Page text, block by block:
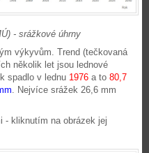
- srážkové úhrny
výkyvům. Trend (tečkovaná
několik let jsou lednové
spadlo v lednu 1976 a to 80,7
. Nejvíce srážek 26,6 mm
- kliknutím na obrázek jej